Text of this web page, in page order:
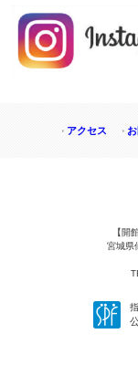
アクセス
【開
宮城県